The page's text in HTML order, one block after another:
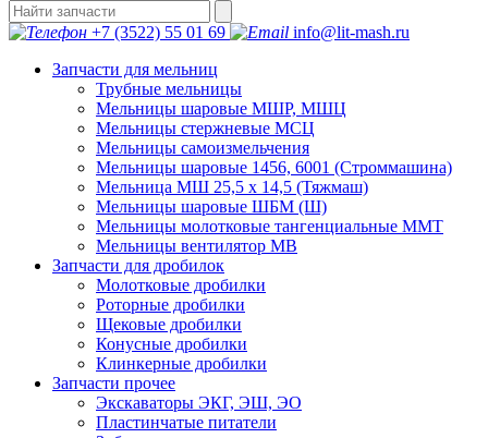
+7 (3522) 55 01 69
info@lit-mash.ru
Запчасти для мельниц
Трубные мельницы
Мельницы шаровые МШР, МШЦ
Мельницы стержневые МСЦ
Мельницы самоизмельчения
Мельницы шаровые 1456, 6001 (Строммашина)
Мельница МШ 25,5 х 14,5 (Тяжмаш)
Мельницы шаровые ШБМ (Ш)
Мельницы молотковые тангенциальные ММТ
Мельницы вентилятор МВ
Запчасти для дробилок
Молотковые дробилки
Роторные дробилки
Щековые дробилки
Конусные дробилки
Клинкерные дробилки
Запчасти прочее
Экскаваторы ЭКГ, ЭШ, ЭО
Пластинчатые питатели